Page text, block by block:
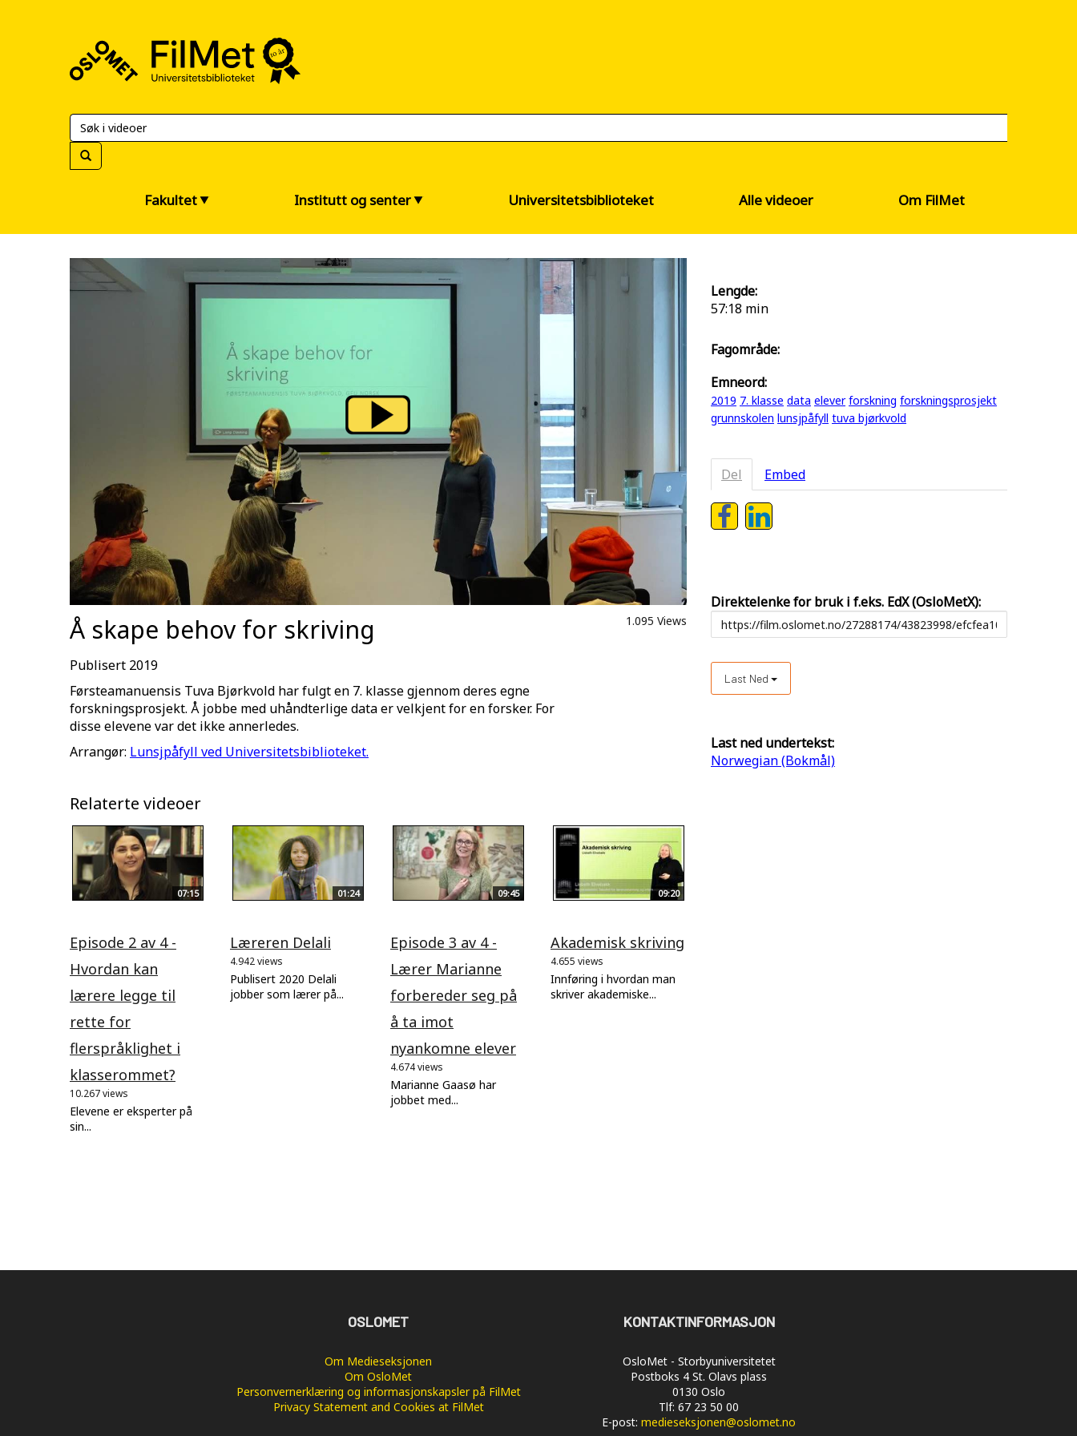
Universitetsbiblioteket
Fakultet Institutt og senter Universitetsbiblioteket Alle videoer Om FilMet
Å skape behov for skriving 1.095 Views
Publisert 2019
Førsteamanuensis Tuva Bjørkvold har fulgt en 7. klasse gjennom deres egne
forskningsprosjekt. Å jobbe med uhåndterlige data er velkjent for en forsker. For
disse elevene var det ikke annerledes.
Arrangør: Lunsjpåfyll ved Universitetsbiblioteket.
Relaterte videoer
07:15
Episode 2 av 4 -
Hvordan kan
lærere legge til
rette for
flerspråklighet i
klasserommet?
10.267 views
Elevene er eksperter på
sin...
01:24
Læreren Delali
4.942 views
Publisert 2020 Delali
jobber som lærer på...
09:45
Episode 3 av 4 -
Lærer Marianne
forbereder seg på
å ta imot
nyankomne elever
4.674 views
Marianne Gaasø har
jobbet med...
09:20
Akademisk skriving
4.655 views
Innføring i hvordan man
skriver akademiske...
Lengde:
57:18 min
Fagområde:
Emneord:
2019 7. klasse data elever forskning forskningsprosjekt
grunnskolen lunsjpåfyll tuva bjørkvold
Del Embed
Direktelenke for bruk i f.eks. EdX (OsloMetX):
Last Ned
Last ned undertekst:
Norwegian (Bokmål)
OSLOMET
Om Medieseksjonen
Om OsloMet
Personvernerklæring og informasjonskapsler på FilMet
Privacy Statement and Cookies at FilMet
KONTAKTINFORMASJON
OsloMet - Storbyuniversitetet
Postboks 4 St. Olavs plass
0130 Oslo
Tlf: 67 23 50 00
E-post: medieseksjonen@oslomet.no